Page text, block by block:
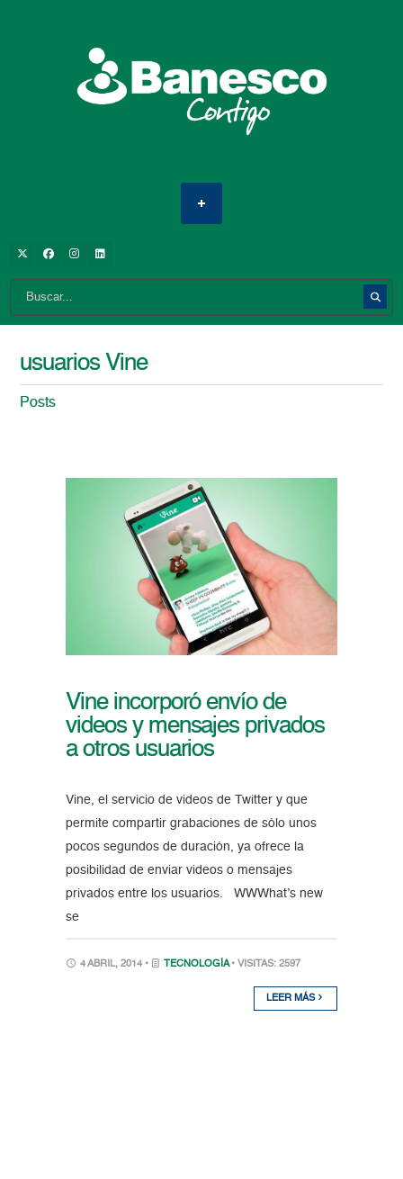
usuarios Vine
Posts
Vine incorporó envío de
videos y mensajes privados
a otros usuarios
Vine, el servicio de videos de Twitter y que
permite compartir grabaciones de sólo unos
pocos segundos de duración, ya ofrece la
posibilidad de enviar videos o mensajes
privados entre los usuarios. WWWhat’s new
se
4 ABRIL, 2014 • TECNOLOGÍA • VISITAS: 2597
LEER MÁS